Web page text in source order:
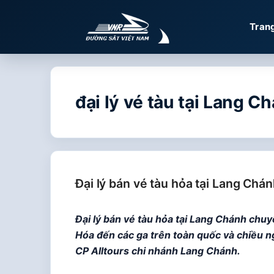
dung
đại lý vé tàu tại Lang
Đại lý bán vé tàu hỏa tại Lang
Đại lý bán vé tàu hỏa tại Lang Chánh
Hóa đến các ga trên toàn quốc và chiều
CP Alltours chi nhánh Lang Chánh.